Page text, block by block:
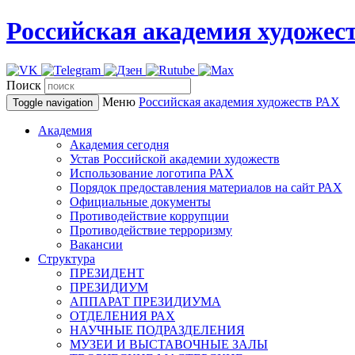
Российская академия
Поиск
Toggle navigation Меню Российская академия художеств РАХ
Академия
Академия сегодня
Устав Российской академии художеств
Использование логотипа РАХ
Порядок предоставления материалов на сайт РАХ
Официальные документы
Противодействие коррупции
Противодействие терроризму
Вакансии
Структура
ПРЕЗИДЕНТ
ПРЕЗИДИУМ
АППАРАТ ПРЕЗИДИУМА
ОТДЕЛЕНИЯ РАХ
НАУЧНЫЕ ПОДРАЗДЕЛЕНИЯ
МУЗЕИ И ВЫСТАВОЧНЫЕ ЗАЛЫ